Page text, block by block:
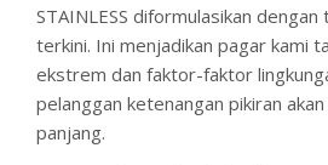
STAINLESS diformulasikan
terkini. Ini menjadikan pagar kami
ekstrem dan faktor-faktor
pelanggan ketenangan pikiran
panjang.